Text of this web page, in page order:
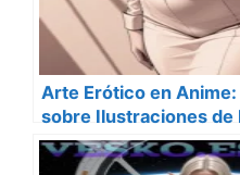
Arte Erótico en Anime:
sobre Ilustraciones de
Desnudas Estilo Anime